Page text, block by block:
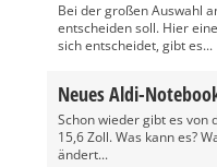
Bei der großen Auswahl
entscheiden soll. Hier
sich entscheidet, gibt es...
Neues Aldi-
Schon wieder gibt es von
15,6 Zoll. Was kann es?
ändert...